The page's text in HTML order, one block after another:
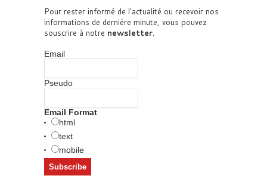
Pour rester informé de l'actualité ou recevoir nos
informations de dernière minute, vous pouvez
souscrire à notre newsletter.
Email
Pseudo
Email Format
html
text
mobile